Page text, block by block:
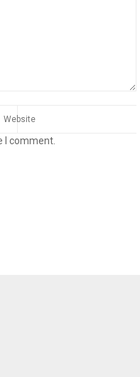
I comment.